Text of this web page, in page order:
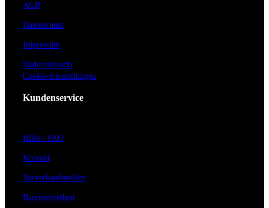
AGB
Datenschutz
Impressum
Widerrufsrecht
Cookie-Einstellungen
Kundenservice
Hilfe / FAQ
Kontakt
Vorverkaufsstellen
Barrierefreiheit